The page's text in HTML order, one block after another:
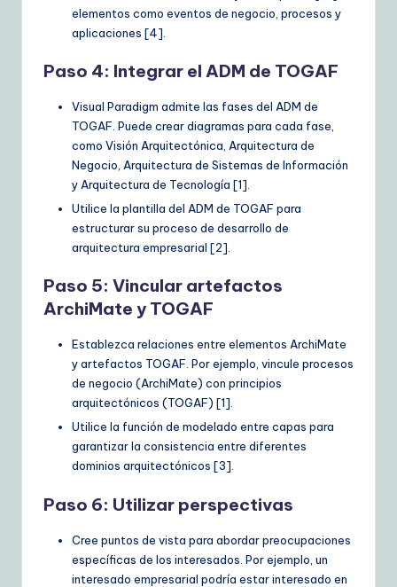
elementos como eventos de negocio, procesos y
aplicaciones [4].
Paso 4: Integrar el ADM de TOGAF
Visual Paradigm admite las fases del ADM de
TOGAF. Puede crear diagramas para cada fase,
como Visión Arquitectónica, Arquitectura de
Negocio, Arquitectura de Sistemas de Información
y Arquitectura de Tecnología [1].
Utilice la plantilla del ADM de TOGAF para
estructurar su proceso de desarrollo de
arquitectura empresarial [2].
Paso 5: Vincular artefactos
ArchiMate y TOGAF
Establezca relaciones entre elementos ArchiMate
y artefactos TOGAF. Por ejemplo, vincule procesos
de negocio (ArchiMate) con principios
arquitectónicos (TOGAF) [1].
Utilice la función de modelado entre capas para
garantizar la consistencia entre diferentes
dominios arquitectónicos [3].
Paso 6: Utilizar perspectivas
Cree puntos de vista para abordar preocupaciones
específicas de los interesados. Por ejemplo, un
interesado empresarial podría estar interesado en